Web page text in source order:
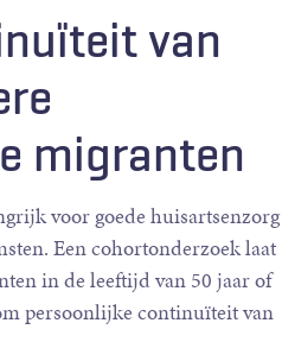
van
migranten
voor goede huisartsenzorg
Een cohortonderzoek laat
in de leeftijd van 50 jaar of
persoonlijke continuïteit van